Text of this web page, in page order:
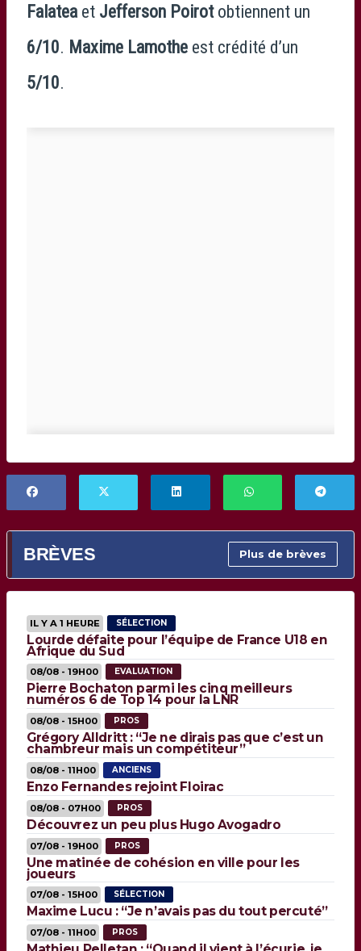
Falatea et Jefferson Poirotobtiennent un
6/10. Maxime Lamothe est crédité d’un
5/10.
BRÈVES Plus de brèves
IL Y A 1 HEURE SÉLECTION
Lourde défaite pour l’équipe de France U18 en
Afrique du Sud
08/08 - 19H00 EVALUATION
Pierre Bochaton parmi les cinq meilleurs
numéros 6 de Top 14 pour la LNR
08/08 - 15H00 PROS
Grégory Alldritt : “Je ne dirais pas que c’est un
chambreur mais un compétiteur”
08/08 - 11H00 ANCIENS
Enzo Fernandes rejoint Floirac
08/08 - 07H00 PROS
Découvrez un peu plus Hugo Avogadro
07/08 - 19H00 PROS
Une matinée de cohésion en ville pour les
joueurs
07/08 - 15H00 SÉLECTION
Maxime Lucu : “Je n’avais pas du tout percuté”
07/08 - 11H00 PROS